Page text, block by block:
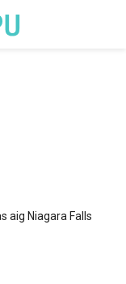
aig Niagara Falls